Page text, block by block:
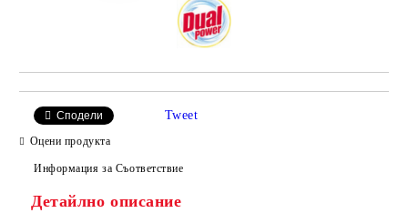
Сподели Tweet
Оцени продукта
Информация за Съответствие
Детайлно описание